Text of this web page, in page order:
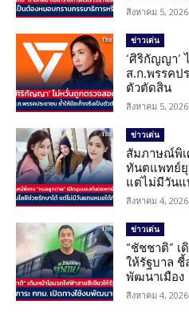
สิงหาคม 5, 2026
ข่าวเด่น
‘ศิริกัญญา’
ส.ก.พรรคป
ตัวตัดสิน
สิงหาคม 5, 2026
ข่าวเด่น
สัมภาษณ์พิเ
ทันตแพทย์ยุ
แต่ไม่มีวัน
สิงหาคม 4, 2026
ข่าวเด่น
“ชัชชาติ”
ให้รัฐบาล ชี้
พัฒนาเมือง
สิงหาคม 4, 2026